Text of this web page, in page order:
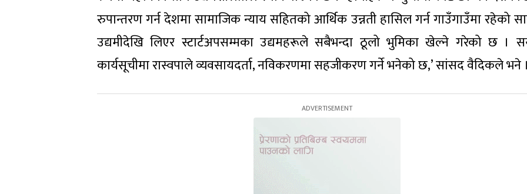
रुपान्तरण गर्न देशमा सामाजिक न्याय सहितको आर्थिक उन्नती हासिल गर्न गाउँगाउँमा रहेको
उद्यमीदेखि लिएर स्टार्टअपसम्मका उद्यमहरूले सबैभन्दा ठूलो भुमिका खेल्ने गरेको छ ।
कार्यसूचीमा रास्वपाले व्यवसायदर्ता, नविकरणमा सहजीकरण गर्ने भनेको छ,’ सांसद वैदिकले भने ।